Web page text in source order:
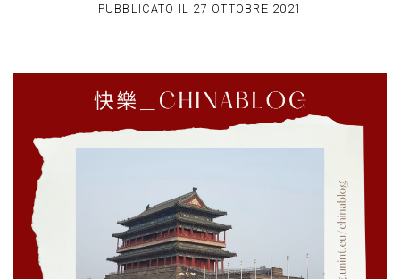
PUBBLICATO IL 27 OTTOBRE 2021